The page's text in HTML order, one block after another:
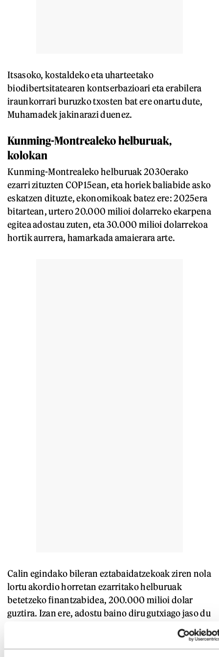
Itsasoko, kostaldeko eta uharteetako
biodibertsitatearen kontserbazioari eta erabilera
iraunkorrari buruzko txosten bat ere onartu dute,
Muhamadek jakinarazi duenez.
Kunming-Montrealeko helburuak,
kolokan
Kunming-Montrealeko helburuak 2030erako
ezarri zituzten COP15ean, eta horiek baliabide asko
eskatzen dituzte, ekonomikoak batez ere: 2025era
bitartean, urtero 20.000 milioi dolarreko ekarpena
egitea adostau zuten, eta 30.000 milioi dolarrekoa
hortik aurrera, hamarkada amaierara arte.
Calin egindako bileran eztabaidatzekoak ziren nola
lortu akordio horretan ezarritako helburuak
betetzeko finantzabidea, 200.000 milioi dolar
guztira. Izan ere, adostu baino diru gutxiago jaso du
Montrealen osatzea erabaki zuten funts horrek —
Norvegiak eta Suediak soilik eman dute adostu
zutena—. Dena den, negoziazioak zikoiztu egin